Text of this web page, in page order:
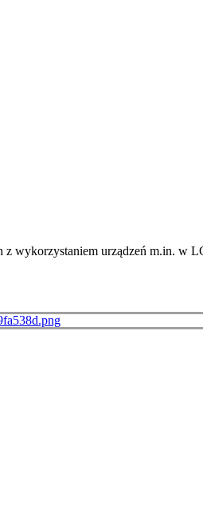
wykorzystaniem urządzeń m.in. w